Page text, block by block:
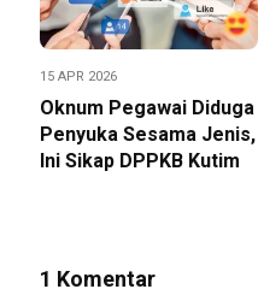
15 APR 2026
Oknum Pegawai Diduga
Penyuka Sesama Jenis,
Ini Sikap DPPKB Kutim
1 Komentar